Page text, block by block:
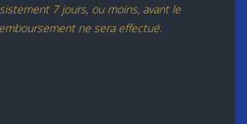
7 jours, ou moins, avant le
ne sera effectué.